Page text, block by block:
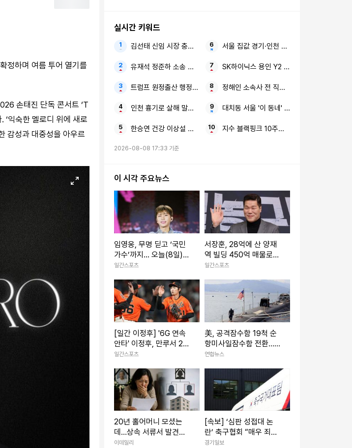
정하며 여름 투어 열기를
손태진 단독 콘서트 ‘T
‘익숙한 멜로디 위에 새로
감성과 대중성을 아우르
실시간 키워드
김선태 신임 시장 충주시청
유재석 정준하 소송 선언
트럼프 원정출산 행정명령
인천 흉기로 살해 말다툼 중
한승연 건강 이상설 충격 근황
서울 집값 경기·인천 외곽으로
SK하이닉스 용인 Y2 청주 M17
정해인 소속사 전 직원 패딩 선물
대치동 서울 '이 동네' 의대 50명 보낸
지수 블랙핑크 10주년 논란
2026-08-08 17:33 기준
이 시각 주요뉴스
임영웅, 무명 딛고 ‘국민
가수’까지... 오늘(8일)
데뷔 10주년
일간스포츠
서장훈, 28억에 산 양재
역 빌딩 450억 매물로…
26년만 시장에
일간스포츠
[일간 이정후] '6G 연속
안타' 이정후, 만루서 2타
점 결승타 작렬
일간스포츠
美, 공격잠수함 19척 순
항미사일잠수함 전환…
中 견제 강화
연합뉴스
20년 홀어머니 모셨는
데…상속 서류서 발견한
'낯선 이름'
이데일리
[속보] ‘심판 성접대 논
란’ 축구협회 “매우 죄송,
현재는 그런 행위 절대 없
경기일보